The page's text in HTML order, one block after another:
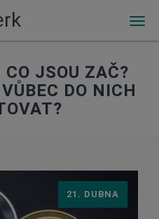
JSOU ZAČ?
DO NICH
21. DUBNA